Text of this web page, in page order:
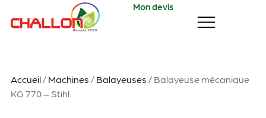
Mon devis
Accueil/ Machines / Balayeuses / Balayeuse mécanique
KG 770 – Stihl